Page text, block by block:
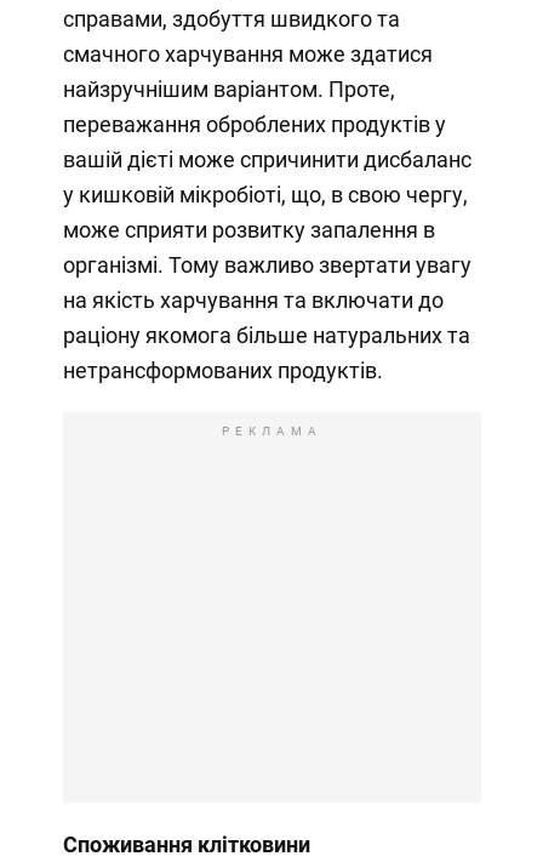
справами, здобуття швидкого та
смачного харчування може здатися
найзручнішим варіантом. Проте,
переважання оброблених продуктів у
вашій дієті може спричинити дисбаланс
у кишковій мікробіоті, що, в свою чергу,
може сприяти розвитку запалення в
організмі. Тому важливо звертати увагу
на якість харчування та включати до
раціону якомога більше натуральних та
нетрансформованих продуктів.
РЕКЛАМА
Споживання клітковини